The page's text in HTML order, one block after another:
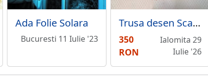
Ada Folie Solara
Bucuresti 11 Iulie '23
Trusa desen Scala 1969 si Rigle de calcul vechi
350
RON
Ialomita 29
Iulie '26